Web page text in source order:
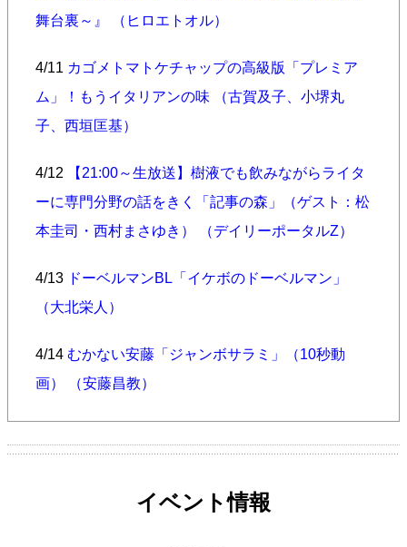
舞台裏～』 （ヒロエトオル）
4/11 カゴメトマトケチャップの高級版「プレミア
ム」！もうイタリアンの味 （古賀及子、小堺丸
子、西垣匡基）
4/12 【21:00～生放送】樹液でも飲みながらライタ
ーに専門分野の話をきく「記事の森」（ゲスト：松
本圭司・西村まさゆき） （デイリーポータルZ）
4/13 ドーベルマンBL「イケボのドーベルマン」
（大北栄人）
4/14 むかない安藤「ジャンボサラミ」（10秒動
画） （安藤昌教）
イベント情報